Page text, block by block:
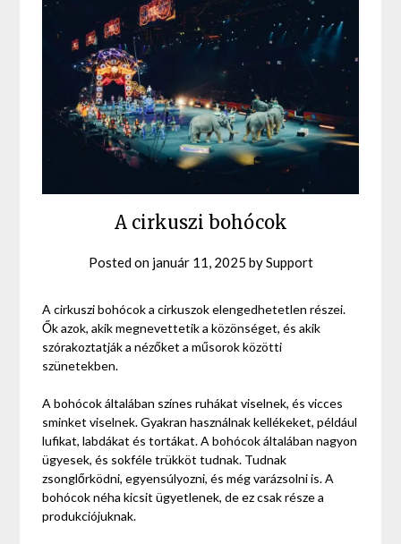
A cirkuszi bohócok
Posted on január 11, 2025 bySupport
A cirkuszi bohócok a cirkuszok elengedhetetlen részei.
Ők azok, akik megnevettetik a közönséget, és akik
szórakoztatják a nézőket a műsorok közötti
szünetekben.
A bohócok általában színes ruhákat viselnek, és vicces
sminket viselnek. Gyakran használnak kellékeket, például
lufikat, labdákat és tortákat. A bohócok általában nagyon
ügyesek, és sokféle trükköt tudnak. Tudnak
zsonglőrködni, egyensúlyozni, és még varázsolni is. A
bohócok néha kicsit ügyetlenek, de ez csak része a
produkciójuknak.